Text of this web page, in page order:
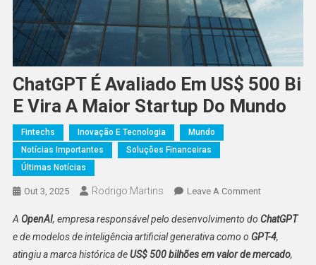
ChatGPT É Avaliado Em US$ 500 Bi
E Vira A Maior Startup Do Mundo
Fintechs Inovação E Tecnologia
Mundo
Notícias Importantes
Soluções Financeiras
Últimas Notícias
Out 3, 2025 Rodrigo Martins Leave A CommentOn
É
Avaliado
Em
A OpenAI, empresa responsável pelo desenvolvimento do ChatGPT
e de modelos de inteligência artificial generativa como o GPT-4,
atingiu a marca histórica deUS$ 500 bilhões em valor de mercado,